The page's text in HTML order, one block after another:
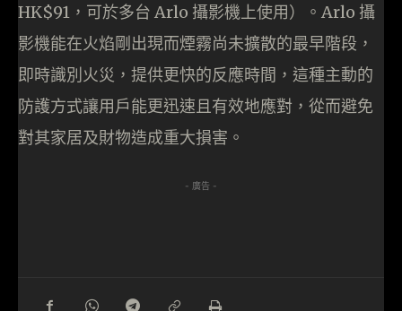
HK$91，可於多台 Arlo 攝影機上使用）。Arlo 攝
影機能在火焰剛出現而煙霧尚未擴散的最早階段，
即時識別火災，提供更快的反應時間，這種主動的
防護方式讓用戶能更迅速且有效地應對，從而避免
對其家居及財物造成重大損害。
- 廣告 -